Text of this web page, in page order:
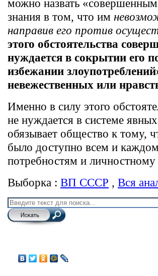
можно назвать
знания в том, что им
направив его против
этого обстоятельства
нуждается в сокрытии его
избежании
невежественных или
Именно в силу этого
не нуждается в системе
обязывает общество к тому,
было доступно всем и
потребностям и
Выборка : ВП СССР , Вся